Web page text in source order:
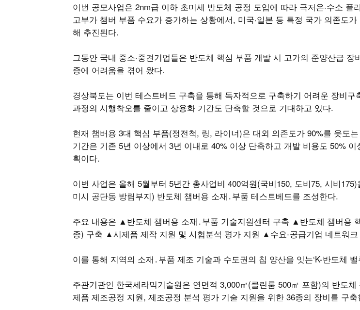
이번 공모사업은 2nm급 이하 초미세 반도체 공정 도입에 따라 극저온·수소 플
고부가 챔버 부품 수요가 증가하는 상황에서, 미국·일본 등 특정 국가 의존도
해 추진된다.
그동안 국내 중소·중견기업들은 반도체 핵심 부품 개발 시 고가의 준양산급 장
증에 어려움을 겪어 왔다.
경상북도는 이번 테스트베드 구축을 통해 독자적으로 구축하기 어려운 장비
과정의 시행착오를 줄이고 상용화 기간도 단축할 것으로 기대하고 있다.
현재 챔버용 3대 핵심 부품(정전척, 링, 라이너)은 대외 의존도가 90%를 웃도
기간은 기존 5년 이상에서 3년 이내로 40% 이상 단축하고 개발 비용도 50%
획이다.
이번 사업은 올해 5월부터 5년간 총사업비 400억원(국비150, 도비75, 시비
미시 공단동 방림부지) 반도체 챔버용 소재․부품 테스트베드를 조성한다.
주요 내용은 ▲반도체 챔버용 소재․부품 기술지원센터 구축 ▲반도체 챔버용
종) 구축 ▲시제품 제작 지원 및 시험분석 평가 지원 ▲수요-공급기업 네트워
이를 통해 지역의 소재․부품 제조 기술과 수도권의 칩 양산을 잇는‘K-반도체
주관기관인 한국세라믹기술원은 연면적 3,000㎡(클린룸 500㎡ 포함)의 반도
제품 제조공정 지원, 제조공정 분석 평가 기술 지원을 위한 36종의 장비를 구축